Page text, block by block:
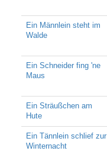
Ein Männlein steht im
Walde
Ein Schneider fing 'ne
Maus
Ein Sträußchen am
Hute
Ein Tännlein schlief zur
Winternacht